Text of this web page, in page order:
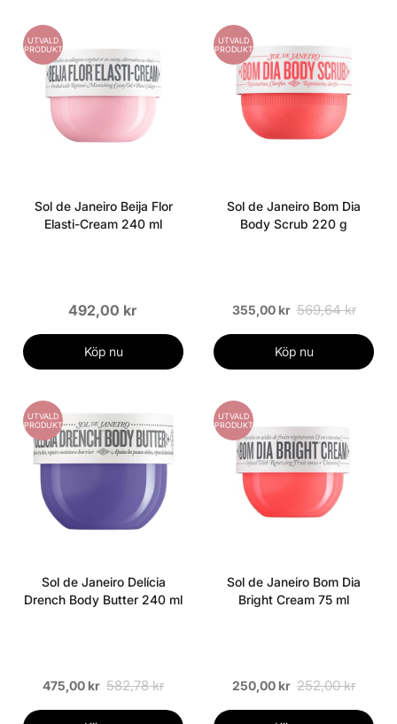
UTVALD
PRODUKT
Sol de Janeiro Beija Flor
Elasti-Cream 240 ml
492,00 kr
Köp nu
UTVALD
PRODUKT
Sol de Janeiro Bom Dia
Body Scrub 220 g
355,00 kr 569,64 kr
Köp nu
UTVALD
PRODUKT
Sol de Janeiro Delícia
Drench Body Butter 240 ml
475,00 kr 582,78 kr
UTVALD
PRODUKT
Sol de Janeiro Bom Dia
Bright Cream 75 ml
250,00 kr 252,00 kr